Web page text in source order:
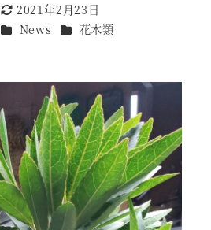
更新日
2021年2月23日
カテゴリー
News カテゴリー
花木類